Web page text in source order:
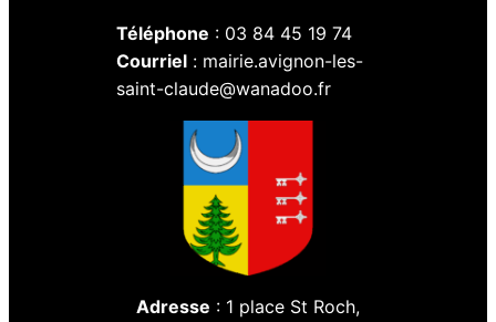
Téléphone : 03 84 45 19 74
Courriel: mairie.avignon-les-
saint-claude@wanadoo.fr
Adresse : 1 place St Roch,